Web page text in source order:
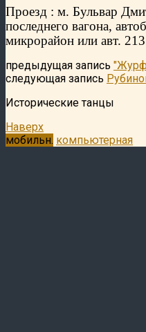
Проезд : м. Бульвар
последнего вагона,
микрорайон или авт.
предыдущая запись
следующая запись
Исторические танцы
Наверх
мобильн. компьютерная